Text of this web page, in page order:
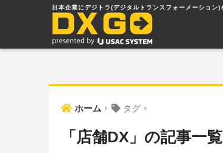
ホーム タグ
「店舗DX」の記事一覧